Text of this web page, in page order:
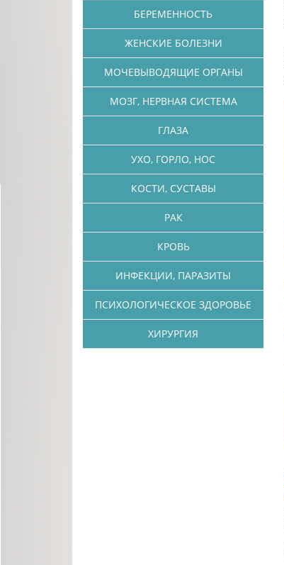
БЕРЕМЕННОСТЬ
ЖЕНСКИЕ БОЛЕЗНИ
МОЧЕВЫВОДЯЩИЕ ОРГАНЫ
МОЗГ, НЕРВНАЯ СИСТЕМА
ГЛАЗА
УХО, ГОРЛО, НОС
КОСТИ, СУСТАВЫ
РАК
КРОВЬ
ИНФЕКЦИИ, ПАРАЗИТЫ
ПСИХОЛОГИЧЕСКОЕ ЗДОРОВЬЕ
ХИРУРГИЯ